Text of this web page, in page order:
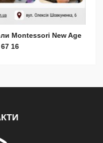
Montessori New Age
16